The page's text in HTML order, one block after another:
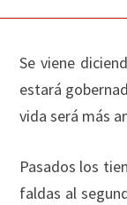
Se viene
estará
vida será más
Pasados los
faldas al